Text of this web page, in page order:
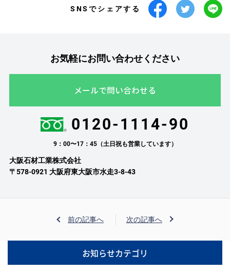
SNSでシェアする
お気軽にお問い合わせください
メールで問い合わせる
0120-1114-90
9：00〜17：45（土日祝も営業しています）
大阪石材工業株式会社
〒578-0921 大阪府東大阪市水走3-8-43
前の記事へ 次の記事へ
お知らせカテゴリ